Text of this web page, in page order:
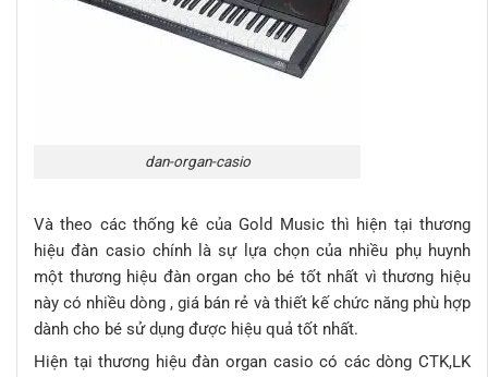
dan-organ-casio
Và theo các thống kê của Gold Music thì hiện tại thương
hiệu đàn casio chính là sự lựa chọn của nhiều phụ huynh
một thương hiệu đàn organ cho bé tốt nhất vì thương hiệu
này có nhiều dòng , giá bán rẻ và thiết kế chức năng phù hợp
dành cho bé sử dụng được hiệu quả tốt nhất.
Hiện tại thương hiệu đàn organ casio có các dòng CTK,LK